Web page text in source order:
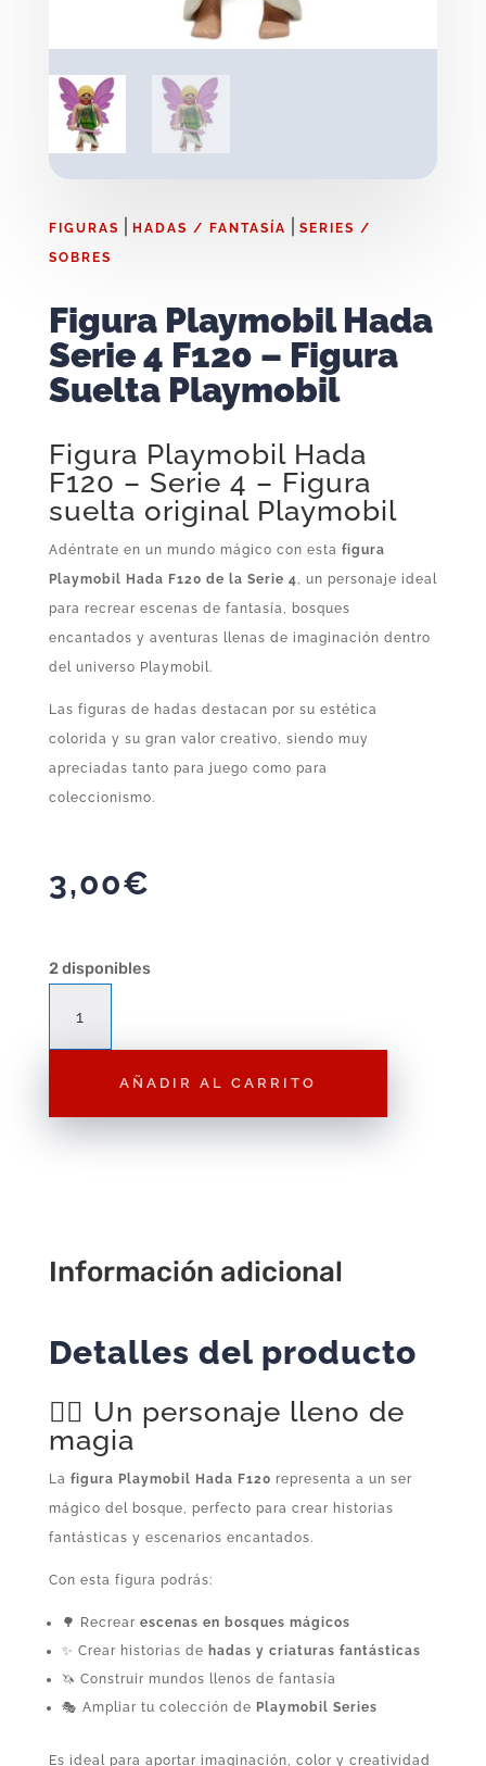
FIGURAS HADAS / FANTASÍA
SERIES /
SOBRES
Figura Playmobil Hada
Serie 4 F120 – Figura
Suelta Playmobil
Figura Playmobil Hada
F120 – Serie 4 – Figura
suelta original Playmobil
Adéntrate en un mundo mágico con esta figura
Playmobil Hada F120 de la Serie 4 , un personaje ideal
para recrear escenas de fantasía, bosques
encantados y aventuras llenas de imaginación dentro
del universo Playmobil.
Las figuras de hadas destacan por su estética
colorida y su gran valor creativo, siendo muy
apreciadas tanto para juego como para
coleccionismo.
3,00€
2 disponibles
Playmobil
Hada
Playmobil
AÑADIR AL CARRITO
Información adicional
Detalles del producto
🧚‍♀️ Un personaje lleno de
magia
La figura Playmobil Hada F120 representa a un ser
mágico del bosque, perfecto para crear historias
fantásticas y escenarios encantados.
Con esta figura podrás:
🌳 Recrear escenas en bosques mágicos
✨ Crear historias de hadas y criaturas fantásticas
🦄 Construir mundos llenos de fantasía
🎭 Ampliar tu colección de Playmobil Series
Es ideal para aportar imaginación, color y creatividad